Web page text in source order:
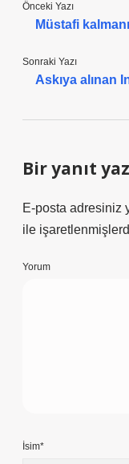
Önceki Yazı
Müstafi
Sonraki Yazı
Askıya alınan
Bir yanıt
E-posta adresiniz
ile
Yorum
İsim*